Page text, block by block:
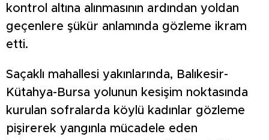
kontrol altına alınmasının ardından yoldan
geçenlere şükür anlamında gözleme ikram
etti.
Saçaklı mahallesi yakınlarında, Balıkesir-
Kütahya-Bursa yolunun kesişim noktasında
kurulan sofralarda köylü kadınlar gözleme
pişirerek yangınla mücadele eden